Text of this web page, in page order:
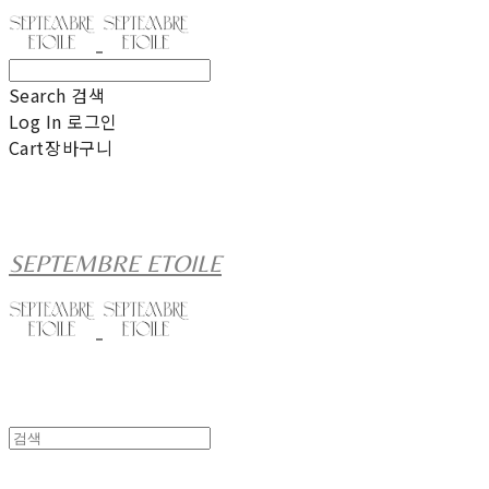
Search 검색
Log In 로그인
Cart장바구니
SEPTEMBRE ETOILE